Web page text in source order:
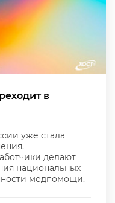
в
уже стала
делают
национальных
медпомощи.